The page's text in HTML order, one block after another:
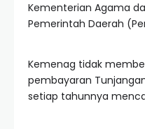
Kementerian Agama
Pemerintah Daerah
Kemenag tidak
pembayaran
setiap tahunnya